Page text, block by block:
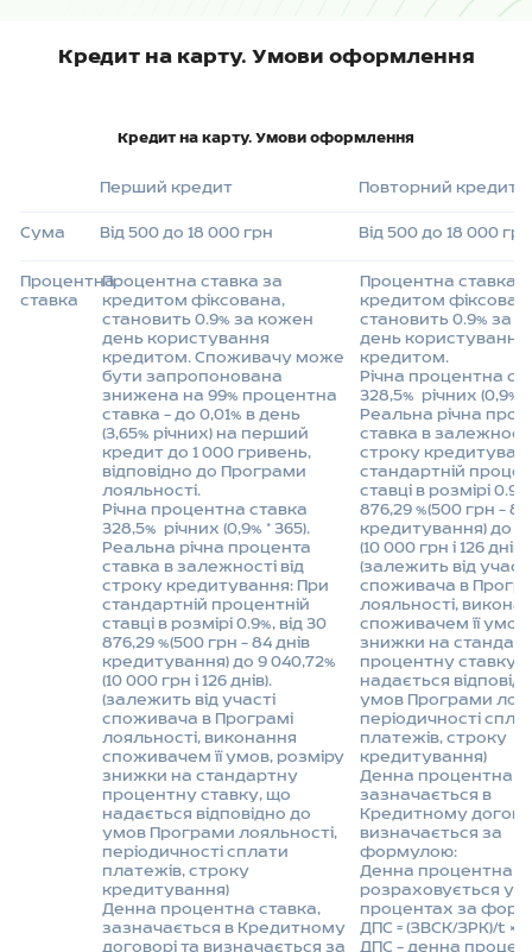
Кредит на карту. Умови оформлення
Кредит на карту. Умови оформлення
Перший кредит Повторний кредит
Сума Від 500 до 18 000 грн Від 500 до 18 000 грн
Процентна
ставка
Процентна ставка за
кредитом фіксована,
становить 0.9% за кожен
день користування
кредитом. Споживачу може
бути запропонована
знижена на 99% процентна
ставка – до 0,01% в день
(3,65% річних) на перший
кредит до 1 000 гривень,
відповідно до Програми
лояльності.
Річна процентна ставка
328,5% річних (0,9% * 365).
Реальна річна процента
ставка в залежності від
строку кредитування: При
стандартній процентній
ставці в розмірі 0.9%, від 30
876,29 %(500 грн – 84 днів
кредитування) до 9 040,72%
(10 000 грн і 126 днів).
(залежить від участі
споживача в Програмі
лояльності, виконання
споживачем її умов, розміру
знижки на стандартну
процентну ставку, що
надається відповідно до
умов Програми лояльності,
періодичності сплати
платежів, строку
кредитування)
Денна процентна ставка,
зазначається в Кредитному
договорі та визначається за
Процентна ставка
кредитом
становить 0.9% за
день користування
кредитом.
Річна процентна
328,5% річних (0,9% *
Реальна річна
ставка в
строку
стандартній
ставці в розмірі
876,29 %(500 грн – 84
кредитування) до 9
(10 000 грн і 126 днів).
(залежить від
споживача в
лояльності,
споживачем її
знижки на
процентну ставку,
надається
умов Програми
періодичності
платежів, строку
кредитування)
Денна процентна
зазначається в
Кредитному
визначається за
формулою:
Денна процентна
розраховується у
процентах за
ДПС = (ЗВСК/ЗРК)/t ×
ДПС – денна